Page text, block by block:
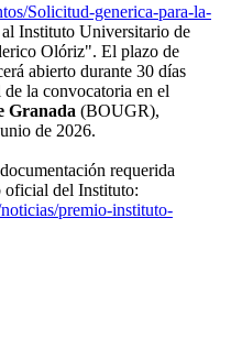
Solicitud-generica-para-la-
Instituto Universitario de
Olóriz". El plazo de
abierto durante 30 días
la convocatoria en el
Granada (BOUGR),
de 2026.
requerida
oficial del Instituto:
premio-instituto-